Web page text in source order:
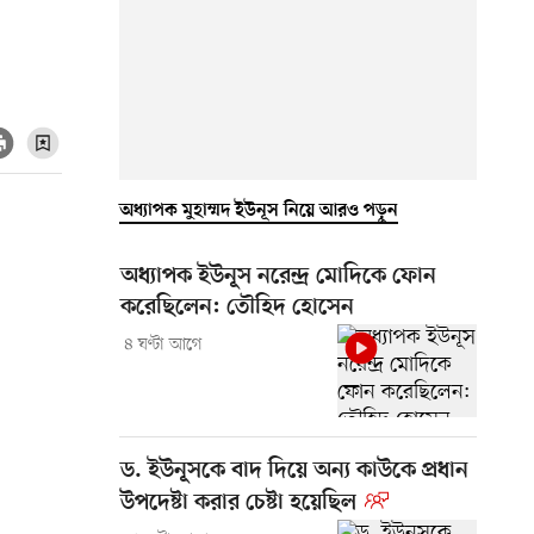
অধ্যাপক মুহাম্মদ ইউনূস নিয়ে আরও পড়ুন
অধ্যাপক ইউনূস নরেন্দ্র মোদিকে ফোন
করেছিলেন: তৌহিদ হোসেন
৪ ঘণ্টা আগে
ড. ইউনূসকে বাদ দিয়ে অন্য কাউকে প্রধান
উপদেষ্টা করার চেষ্টা হয়েছিল